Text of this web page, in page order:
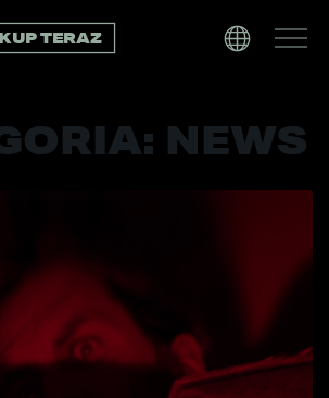
KUP TERAZ
NEWS